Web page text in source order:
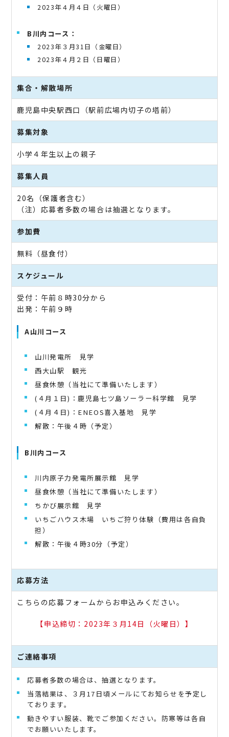
2023年４月４日（火曜日）
B川内コース：
2023年３月31日（金曜日）
2023年４月２日（日曜日）
集合・解散場所
鹿児島中央駅西口（駅前広場内切子の塔前）
募集対象
小学４年生以上の親子
募集人員
20名（保護者含む）
（注）応募者多数の場合は抽選となります。
参加費
無料（昼食付）
スケジュール
受付：午前８時30分から
出発：午前９時
A山川コース
山川発電所 見学
西大山駅 観光
昼食休憩（当社にて準備いたします）
(４月１日)：鹿児島七ツ島ソーラー科学館 見学
(４月４日)：ENEOS喜入基地 見学
解散：午後４時（予定）
B川内コース
川内原子力発電所展示館 見学
昼食休憩（当社にて準備いたします）
ちかび展示館 見学
いちごハウス木場 いちご狩り体験（費用は各自負
担）
解散：午後４時30分（予定）
応募方法
こちらの応募フォームからお申込みください。
【申込締切：2023年３月14日（火曜日）】
ご連絡事項
応募者多数の場合は、抽選となります。
当落結果は、３月17日頃メールにてお知らせを予定し
ております。
動きやすい服装、靴でご参加ください。防寒等は各自
でお願いいたします。